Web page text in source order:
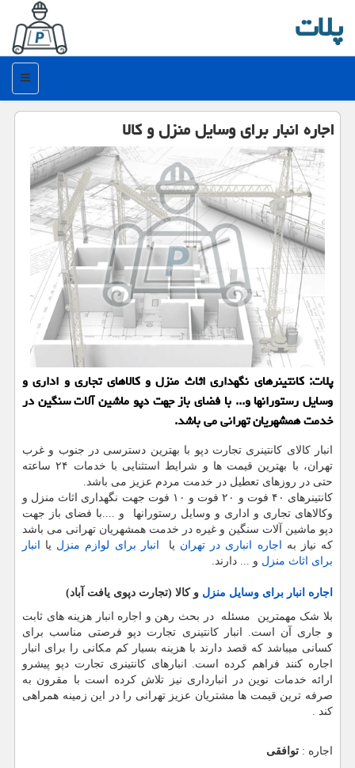
پلات
منو
اجاره انبار برای وسایل منزل و كالا
پلات: كانتینرهای نگهداری اثاث منزل و كالاهای تجاری و اداری و
وسایل رستورانها و... با فضای باز جهت دپو ماشین آلات سنگین در
خدمت همشهریان تهرانی می باشد.
انبار کالای کانتینری تجارت دپو با بهترین دسترسی در جنوب و غرب
تهران، با بهترین قیمت ها و شرایط استثنایی با خدمات ۲۴ ساعته
حتی در روزهای تعطیل در خدمت مردم عزیز می باشد.
کانتینرهای ۴۰ فوت و ۲۰ فوت و ۱۰ فوت جهت نگهداری اثاث منزل و
وکالاهای تجاری و اداری و وسایل رستورانها و ....با فضای باز جهت
دپو ماشین آلات سنگین و غیره در خدمت همشهریان تهرانی می باشد
که نیاز به
اجاره انباری در تهران یا انبار برای لوازم منزل یا
انبار
برای اثاث منزل و ... دارند.
اجاره انبار برای وسایل منزل و کالا (تجارت دپوی یافت آباد)
بلا شک مهمترین مسئله در بحث رهن و اجاره انبار هزینه های ثابت
و جاری آن است. انبار کانتینری تجارت دپو فرصتی مناسب برای
کسانی میباشد که قصد دارند با هزینه بسیار کم مکانی را برای انبار
اجاره کنند فراهم کرده است. انبارهای کانتینری تجارت دپو پیشرو
ارائه خدمات نوین در انبارداری نیز تلاش کرده است با مقرون به
صرفه ترین قیمت ها مشتریان عزیز تهرانی را در این زمینه همراهی
کند .
اجاره : توافقی